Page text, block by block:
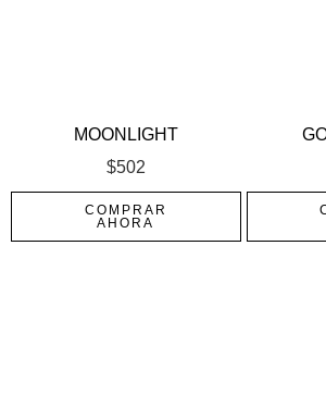
MOONLIGHT
$502
COMPRAR
AHORA